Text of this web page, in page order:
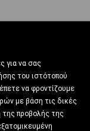
για να σας
του ιστότοπού
να φροντίζουμε
με βάση τις δικές
της προβολής της